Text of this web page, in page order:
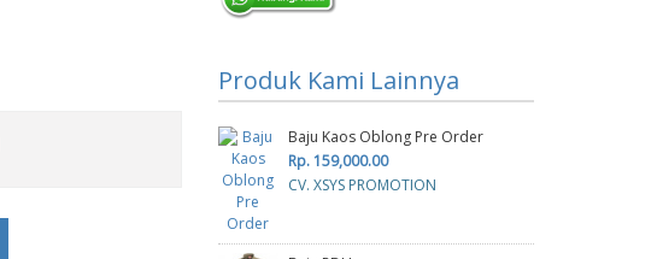
Produk Kami Lainnya
Baju Kaos Oblong Pre Order
Rp. 159,000.00
CV. XSYS PROMOTION